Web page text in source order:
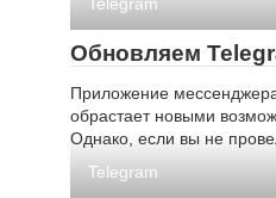
Telegram
Обновляем
Приложение
обрастает новыми
Однако, если вы не
Telegram